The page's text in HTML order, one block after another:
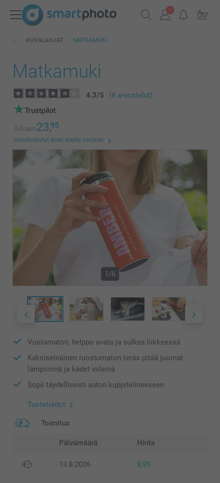
KUVALAHJAT MATKAMUKI
Matkamuki
4.3/5 (8 arvostelut)
Alkaen23,95
toimituskulut eivät sisälly hintaan
1/6
Vuotamaton, helppo avata ja sulkea liikkeessä
Kaksiseinäinen ruostumaton teräs pitää juomat
lämpiminä ja kädet viileinä
Sopii täydellisesti auton kuppitelineeseen
Tuotetiedot
Toimitus
Päivämäärä Hinta
13.8.2026 8,95